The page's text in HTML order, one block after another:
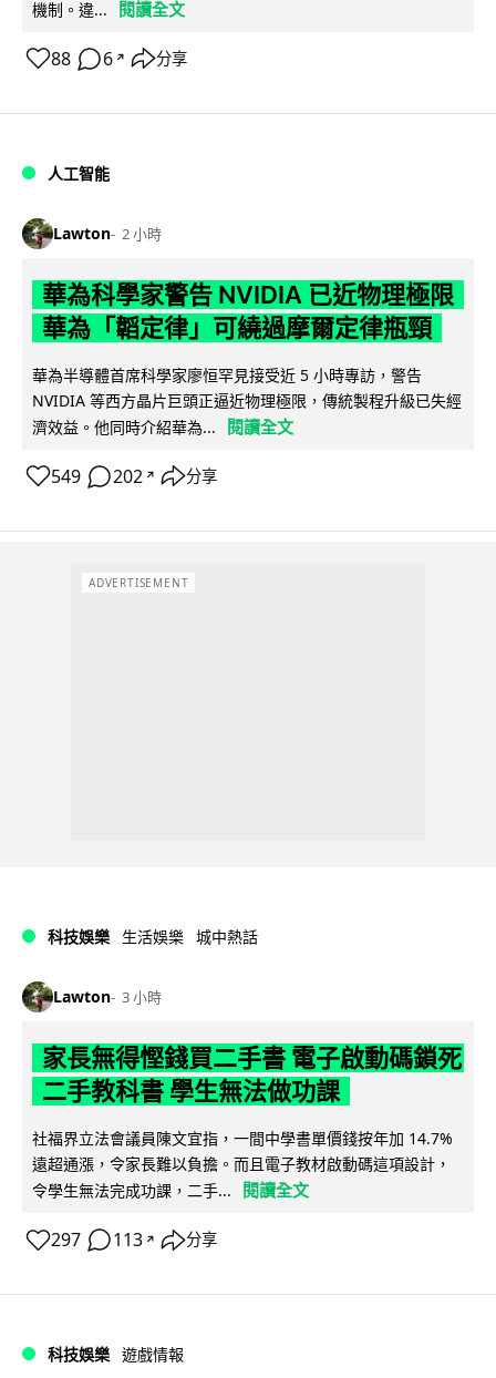
機制。違... 閱讀全文
88 6 ↗ 分享
人工智能
Lawton 2 小時
華為科學家警告 NVIDIA 已近物理極限
華為「韜定律」可繞過摩爾定律瓶頸
華為半導體首席科學家廖恒罕見接受近 5 小時專訪，警告
NVIDIA 等西方晶片巨頭正逼近物理極限，傳統製程升級已失經
濟效益。他同時介紹華為...
閱讀全文
549 202 ↗ 分享
ADVERTISEMENT
科技娛樂 生活娛樂 城中熱話
Lawton 3 小時
家長無得慳錢買二手書 電子啟動碼鎖死
二手教科書 學生無法做功課
社福界立法會議員陳文宜指，一間中學書單價錢按年加 14.7%
遠超通漲，令家長難以負擔。而且電子教材啟動碼這項設計，
令學生無法完成功課，二手...
閱讀全文
297 113 ↗ 分享
科技娛樂 遊戲情報